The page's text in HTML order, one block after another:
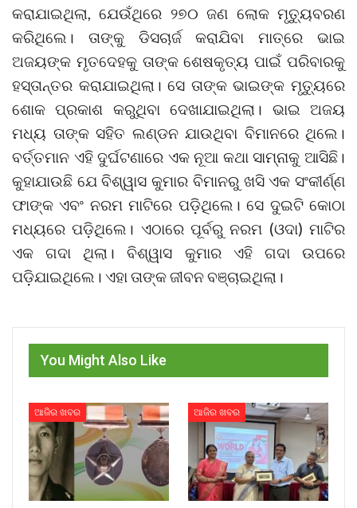
କରାଯାଇଥିଲା, ଯେଉଁଥିରେ ୨୭୦ ଜଣ ଲୋକ ମୃତ୍ୟୁବରଣ
କରିଥିଲେ। ତାଙ୍କୁ ଡିସଚାର୍ଜ କରାଯିବା ମାତ୍ରେ ଭାଇ
ଅଜୟଙ୍କ ମୃତଦେହକୁ ତାଙ୍କ ଶେଷକୃତ୍ୟ ପାଇଁ ପରିବାରକୁ
ହସ୍ତାନ୍ତର କରାଯାଇଥିଲା। ସେ ତାଙ୍କ ଭାଇଙ୍କ ମୃତ୍ୟୁରେ
ଶୋକ ପ୍ରକାଶ କରୁଥିବା ଦେଖାଯାଇଥିଲା। ଭାଇ ଅଜୟ
ମଧ୍ୟ ତାଙ୍କ ସହିତ ଲଣ୍ଡନ ଯାଉଥିବା ବିମାନରେ ଥିଲେ।
ବର୍ତ୍ତମାନ ଏହି ଦୁର୍ଘଟଣାରେ ଏକ ନୂଆ କଥା ସାମ୍ନାକୁ ଆସିଛି।
କୁହାଯାଉଛି ଯେ ବିଶ୍ୱାସ କୁମାର ବିମାନରୁ ଖସି ଏକ ସଂକୀର୍ଣ୍ଣ
ଫାଙ୍କ ଏବଂ ନରମ ମାଟିରେ ପଡ଼ିଥିଲେ। ସେ ଦୁଇଟି କୋଠା
ମଧ୍ୟରେ ପଡ଼ିଥିଲେ। ଏଠାରେ ପୂର୍ବରୁ ନରମ (ଓଦା) ମାଟିର
ଏକ ଗଦା ଥିଲା। ବିଶ୍ୱାସ କୁମାର ଏହି ଗଦା ଉପରେ
ପଡ଼ିଯାଇଥିଲେ। ଏହା ତାଙ୍କ ଜୀବନ ବଞ୍ଚାଇଥିଲା।
You Might Also Like
ଆଜିର ଖବର ଆଜିର ଖବର